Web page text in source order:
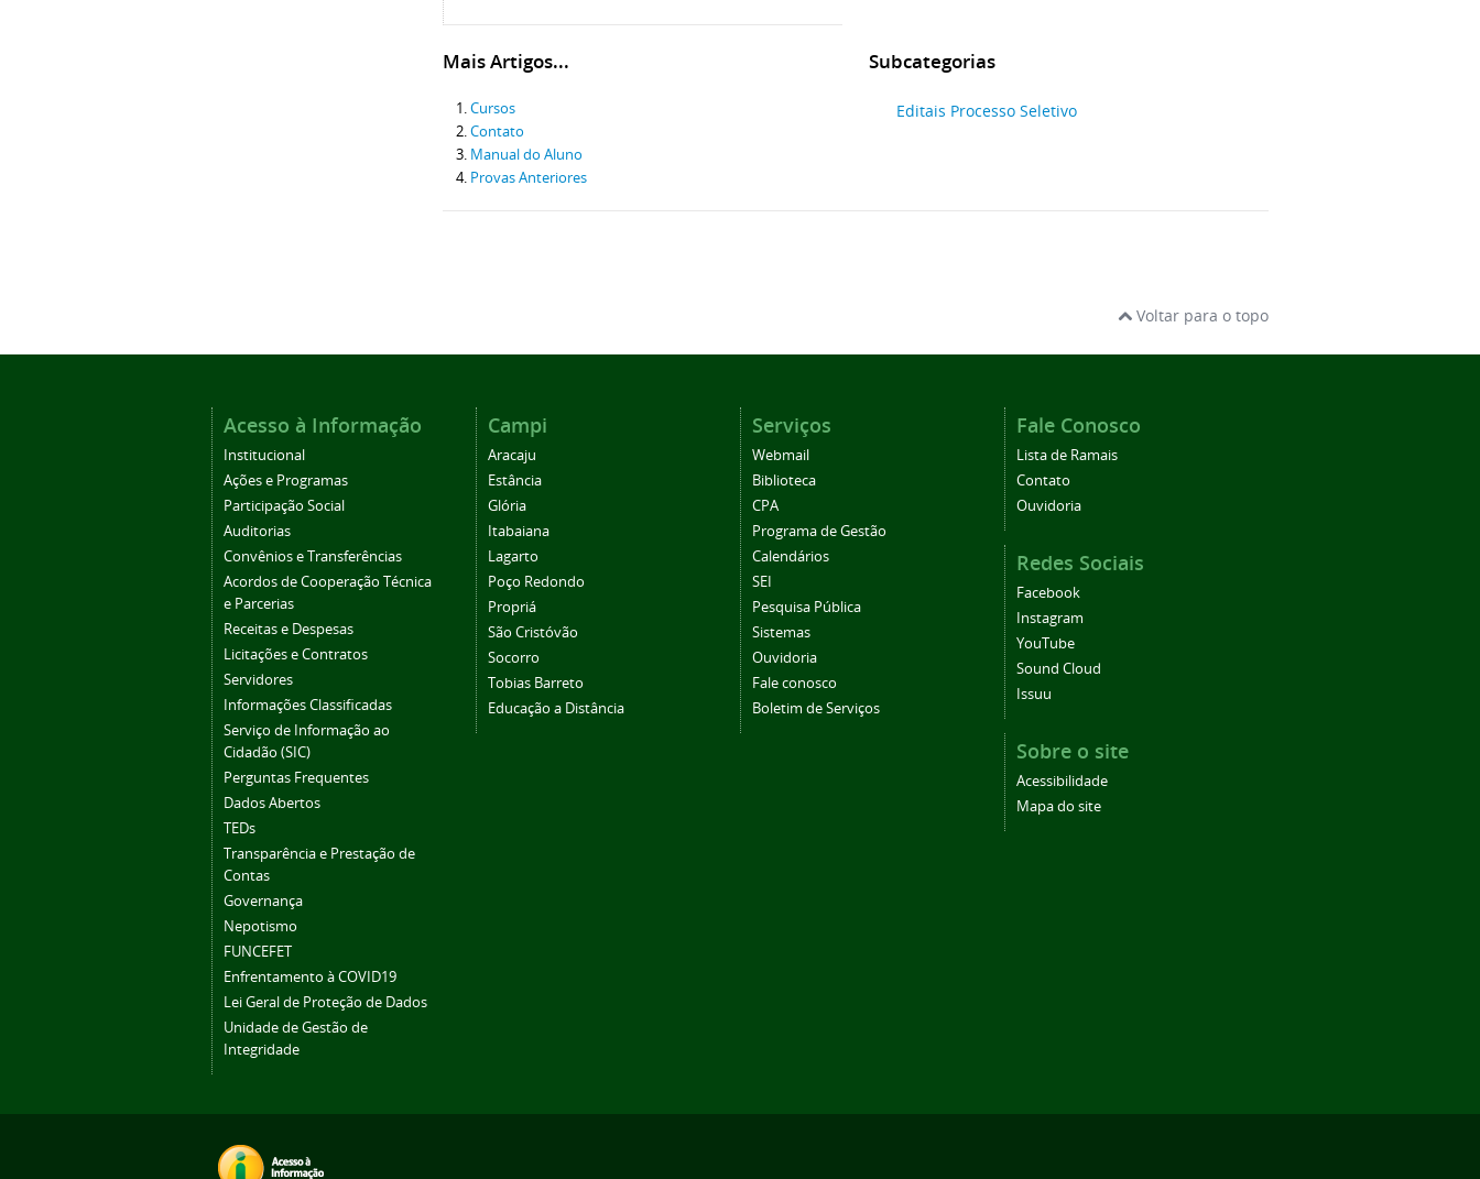
Mais Artigos...
Cursos
Contato
Manual do Aluno
Provas Anteriores
Subcategorias
Editais Processo Seletivo
Voltar para o topo
Acesso à Informação
Institucional
Ações e Programas
Participação Social
Auditorias
Convênios e Transferências
Acordos de Cooperação Técnica
e Parcerias
Receitas e Despesas
Licitações e Contratos
Servidores
Informações Classificadas
Serviço de Informação ao
Cidadão (SIC)
Perguntas Frequentes
Dados Abertos
TEDs
Transparência e Prestação de
Contas
Governança
Nepotismo
FUNCEFET
Enfrentamento à COVID19
Lei Geral de Proteção de Dados
Unidade de Gestão de
Integridade
Campi
Aracaju
Estância
Glória
Itabaiana
Lagarto
Poço Redondo
Propriá
São Cristóvão
Socorro
Tobias Barreto
Educação a Distância
Serviços
Webmail
Biblioteca
CPA
Programa de Gestão
Calendários
SEI
Pesquisa Pública
Sistemas
Ouvidoria
Fale conosco
Boletim de Serviços
Fale Conosco
Lista de Ramais
Contato
Ouvidoria
Redes Sociais
Facebook
Instagram
YouTube
Sound Cloud
Issuu
Sobre o site
Acessibilidade
Mapa do site